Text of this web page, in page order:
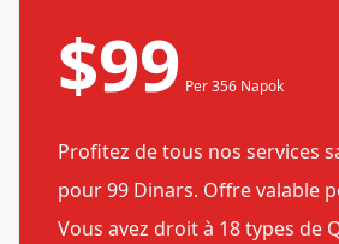
$99 Per 356 Napok
Profitez de tous nos services
pour 99 Dinars. Offre valable
Vous avez droit à 18 types de